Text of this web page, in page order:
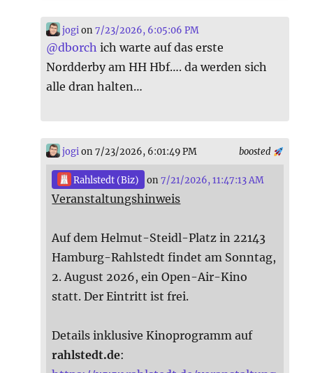
jogion7/23/2026, 6:05:06 PM
@dborch ich warte auf das erste
Nordderby am HH Hbf…. da werden sich
alle dran halten…
boosted
jogion 7/23/2026, 6:01:49 PM
Rahlstedt (Biz) on7/21/2026, 11:47:13 AM
Veranstaltungshinweis
Auf dem Helmut-Steidl-Platz in 22143
Hamburg-Rahlstedt findet am Sonntag,
2. August 2026, ein Open-Air-Kino
statt. Der Eintritt ist frei.
Details inklusive Kinoprogramm auf
rahlstedt.de: